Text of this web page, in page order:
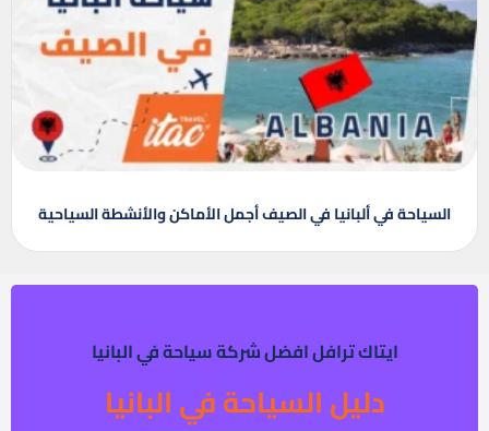
السياحة في ألبانيا في الصيف أجمل الأماكن والأنشطة السياحية
ايتاك ترافل افضل شركة سياحة في البانيا
دليل السياحة في البانيا